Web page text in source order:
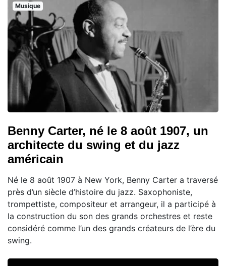
Musique
Benny Carter, né le 8 août 1907, un
architecte du swing et du jazz
américain
Né le 8 août 1907 à New York, Benny Carter a traversé
près d’un siècle d’histoire du jazz. Saxophoniste,
trompettiste, compositeur et arrangeur, il a participé à
la construction du son des grands orchestres et reste
considéré comme l’un des grands créateurs de l’ère du
swing.